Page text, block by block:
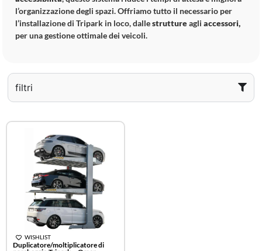
l’organizzazione degli spazi. Offriamo tutto il necessario per
l’installazione di Tripark in loco, dallestruttureagliaccessori,
per una gestione ottimale dei veicoli.
filtri
WISHLIST
Duplicatore/moltiplicatore di